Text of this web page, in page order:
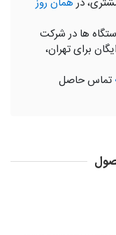
ها در شرکت
برای تهران،
تماس حاصل